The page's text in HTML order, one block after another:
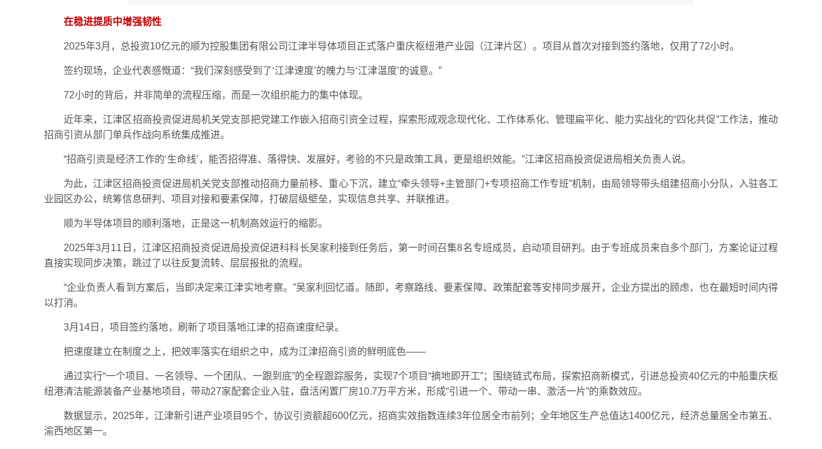
在稳进提质中增强韧性
2025年3月，总投资10亿元的顺为控股集团有限公司江津半导体项目正式落户重庆枢纽港产业园（江津片区）。项目从首次对接到签约落地，仅用了72小时。
签约现场，企业代表感慨道：“我们深刻感受到了‘江津速度’的魄力与‘江津温度’的诚意。”
72小时的背后，并非简单的流程压缩，而是一次组织能力的集中体现。
近年来，江津区招商投资促进局机关党支部把党建工作嵌入招商引资全过程，探索形成观念现代化、工作体系化、管理扁平化、能力实战化的“四化共促”工作法，推动
招商引资从部门单兵作战向系统集成推进。
“招商引资是经济工作的‘生命线’，能否招得准、落得快、发展好，考验的不只是政策工具，更是组织效能。”江津区招商投资促进局相关负责人说。
为此，江津区招商投资促进局机关党支部推动招商力量前移、重心下沉，建立“牵头领导+主管部门+专项招商工作专班”机制，由局领导带头组建招商小分队，入驻各工
业园区办公，统筹信息研判、项目对接和要素保障，打破层级壁垒，实现信息共享、并联推进。
顺为半导体项目的顺利落地，正是这一机制高效运行的缩影。
2025年3月11日，江津区招商投资促进局投资促进科科长吴家利接到任务后，第一时间召集8名专班成员，启动项目研判。由于专班成员来自多个部门，方案论证过程
直接实现同步决策，跳过了以往反复流转、层层报批的流程。
“企业负责人看到方案后，当即决定来江津实地考察。”吴家利回忆道。随即，考察路线、要素保障、政策配套等安排同步展开，企业方提出的顾虑，也在最短时间内得
以打消。
3月14日，项目签约落地，刷新了项目落地江津的招商速度纪录。
把速度建立在制度之上，把效率落实在组织之中，成为江津招商引资的鲜明底色——
通过实行“一个项目、一名领导、一个团队、一跟到底”的全程跟踪服务，实现7个项目“摘地即开工”；围绕链式布局，探索招商新模式，引进总投资40亿元的中船重庆枢
纽港清洁能源装备产业基地项目，带动27家配套企业入驻，盘活闲置厂房10.7万平方米，形成“引进一个、带动一串、激活一片”的乘数效应。
数据显示，2025年，江津新引进产业项目95个，协议引资额超600亿元，招商实效指数连续3年位居全市前列；全年地区生产总值达1400亿元，经济总量居全市第五、
渝西地区第一。